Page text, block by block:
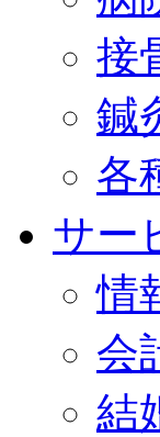
接
鍼
各
サー
情
会
結